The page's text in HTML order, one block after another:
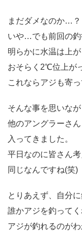
まだダメなのか…？
いや…でも前回の釣
明らかに水温は上
おそらく2℃位上が
これならアジも寄
そんな事を思いな
他のアングラーさ
入ってきました。
平日なのに皆さん
同じなんですね(笑)
とりあえず、自分
誰かアジを釣ってく
アジが釣れるのが